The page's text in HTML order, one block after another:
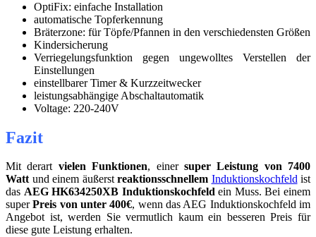
OptiFix: einfache Installation
automatische Topferkennung
Bräterzone: für Töpfe/Pfannen in den verschiedensten Größen
Kindersicherung
Verriegelungsfunktion gegen ungewolltes Verstellen der
Einstellungen
einstellbarer Timer & Kurzzeitwecker
leistungsabhängige Abschaltautomatik
Voltage: 220-240V
Fazit
Mit derart vielen Funktionen, einer super Leistung von 7400
Watt und einem äußerst reaktionsschnellem Induktionskochfeld ist
das AEG HK634250XB Induktionskochfeld ein Muss. Bei einem
superPreis von unter 400€, wenn das AEG Induktionskochfeld im
Angebot ist, werden Sie vermutlich kaum ein besseren Preis für
diese gute Leistung erhalten.